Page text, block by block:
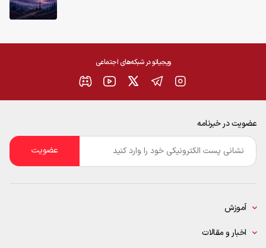
ویجیاتو در شبکه‌های اجتماعی
عضویت در خبرنامه
ایمیل
آموزش
اخبار و مقالات